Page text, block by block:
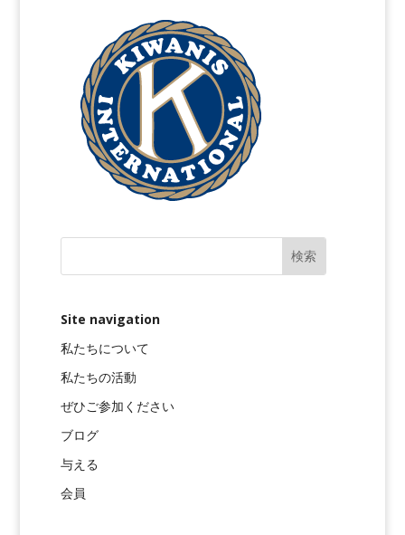
Site navigation
私たちについて
私たちの活動
ぜひご参加ください
ブログ
与える
会員